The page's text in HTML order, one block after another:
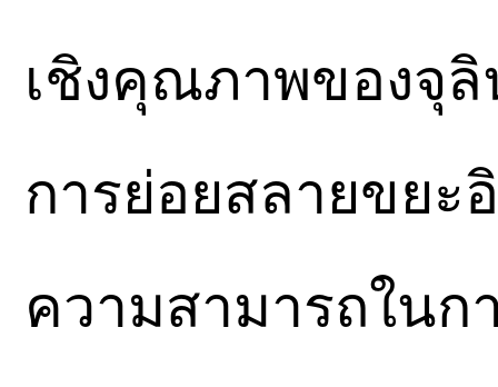
เชิงคุณภาพของจุ
การย่อยสลายขย
ความสามารถในก